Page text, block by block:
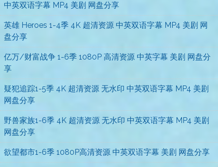
中英双语字幕 MP4 美剧 网盘分享
英雄 Heroes 1-4季 4K 超清资源 中英双语字幕 MP4 美剧 网
盘分享
亿万/财富战争 1-6季 1080P 高清资源 中英字幕 美剧 网盘分
享
疑犯追踪1-5季 4K 超清资源 无水印 中英双语字幕 MP4 美剧
网盘分享
野兽家族1-6季 4K 超清资源 无水印 中英双语字幕 MP4 美剧
网盘分享
欲望都市1-6季 1080P高清资源 中英双语字幕 美剧 网盘分享